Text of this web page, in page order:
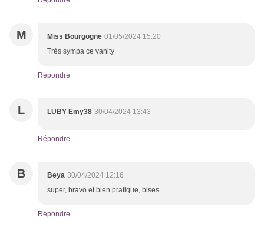
M Miss Bourgogne 01/05/2024 15:20
Très sympa ce vanity
Répondre
L LUBY Emy38 30/04/2024 13:43
Répondre
B Beya 30/04/2024 12:16
super, bravo et bien pratique, bises
Répondre